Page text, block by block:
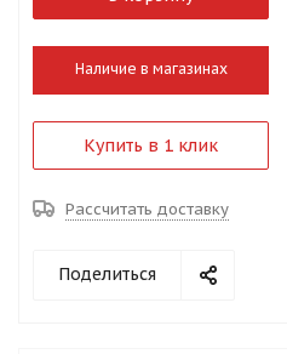
Наличие в магазинах
Купить в 1 клик
Рассчитать доставку
Поделиться